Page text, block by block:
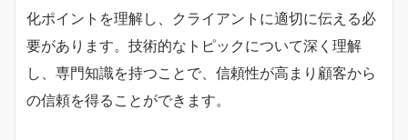
化ポイントを理解し、クライアントに適切に伝える必
要があります。技術的なトピックについて深く理解
し、専門知識を持つことで、信頼性が高まり顧客から
の信頼を得ることができます。